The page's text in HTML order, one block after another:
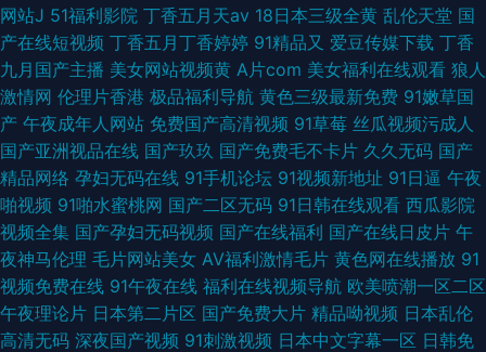
网站J 51福利影院 丁香五月天av 18日本三级全黄 乱伦天堂 国
产在线短视频 丁香五月丁香婷婷 91精品又 爱豆传媒下载 丁香
九月国产主播 美女网站视频黄 A片com 美女福利在线观看 狼人
激情网 伦理片香港 极品福利导航 黄色三级最新免费 91嫩草国
产 午夜成年人网站 免费国产高清视频 91草莓 丝瓜视频污成人
国产亚洲视品在线 国产玖玖 国产免费毛不卡片 久久无码 国产
精品网络 孕妇无码在线 91手机论坛 91视频新地址 91日逼 午夜
啪视频 91啪水蜜桃网 国产二区无码 91日韩在线观看 西瓜影院
视频全集 国产孕妇无码视频 国产在线福利 国产在线日皮片 午
夜神马伦理 毛片网站美女 AV福利激情毛片 黄色网在线播放 91
视频免费在线 91午夜在线 福利在线视频导航 欧美喷潮一区二区
午夜理论片 日本第二片区 国产免费大片 精品呦视频 日本乱伦
高清无码 深夜国产视频 91刺激视频 日本中文字幕一区 日韩免